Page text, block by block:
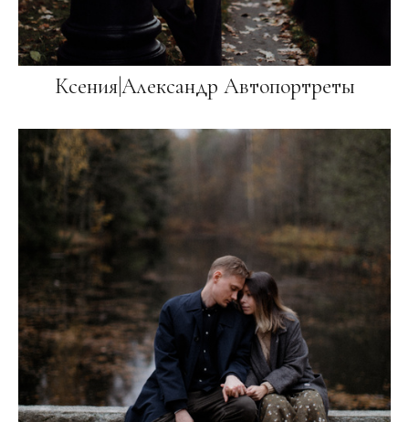
Ксения|Александр Автопортреты